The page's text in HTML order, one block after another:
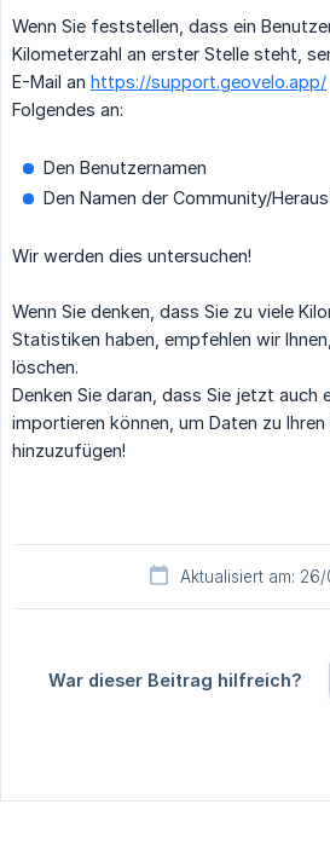
Wenn Sie feststellen, dass ein
Kilometerzahl an erster Stelle steht,
E-Mail an https://support.geovelo.app/
Folgendes an:
Den Benutzernamen
Den Namen der Community/
Wir werden dies untersuchen!
Wenn Sie denken, dass Sie zu viele
Statistiken haben, empfehlen wir
löschen.
Denken Sie daran, dass Sie jetzt auch
importieren können, um Daten zu
hinzuzufügen!
Aktualisiert am:
War dieser Beitrag hilfreich?